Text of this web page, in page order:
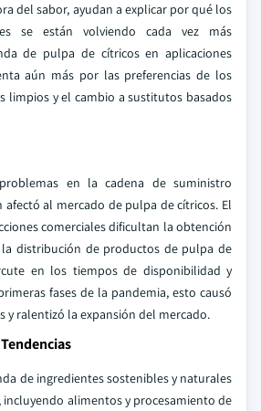
del sabor, ayudan a explicar por qué los
se están volviendo cada vez más
de pulpa de cítricos en aplicaciones
aún más por las preferencias de los
limpios y el cambio a sustitutos basados
en la cadena de suministro
al mercado de pulpa de cítricos. El
comerciales dificultan la obtención
distribución de productos de pulpa de
en los tiempos de disponibilidad y
fases de la pandemia, esto causó
y ralentizó la expansión del mercado.
de ingredientes sostenibles y naturales
incluyendo alimentos y procesamiento de